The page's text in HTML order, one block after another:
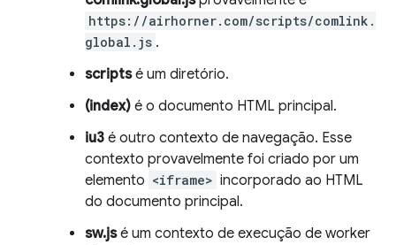
https://airhorner.com/scripts/comlink.
global.js .
scriptsé um diretório.
(index) é o documento HTML principal.
iu3 é outro contexto de navegação. Esse
contexto provavelmente foi criado por um
elemento <iframe> incorporado ao HTML
do documento principal.
sw.jsé um contexto de execução de worker